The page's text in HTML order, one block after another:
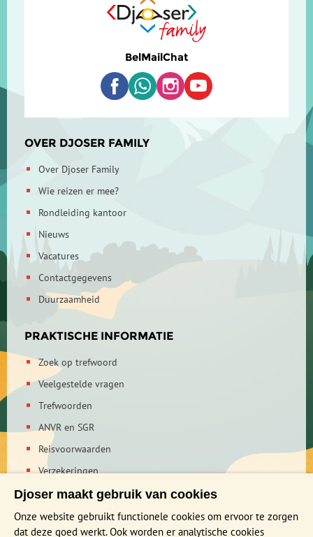
BelMailChat
OVER DJOSER FAMILY
Over Djoser Family
Wie reizen er mee?
Rondleiding kantoor
Nieuws
Vacatures
Contactgegevens
Duurzaamheid
PRAKTISCHE INFORMATIE
Zoek op trefwoord
Veelgestelde vragen
Trefwoorden
ANVR en SGR
Reisvoorwaarden
Verzekeringen
Reis en boek met Djoser zekerheid
Privacy verklaring
Djoser maakt gebruik van cookies
Onze website gebruikt functionele cookies om ervoor te zorgen
dat deze goed werkt. Ook worden er analytische cookies